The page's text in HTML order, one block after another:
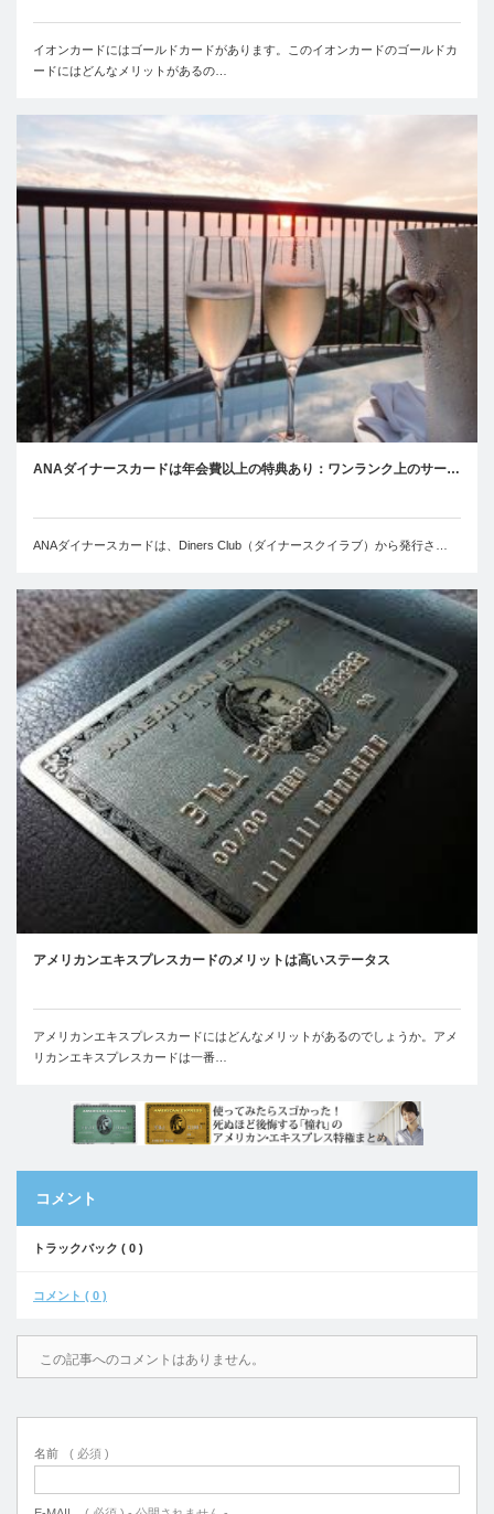
イオンカードにはゴールドカードがあります。このイオンカードのゴールドカ
ードにはどんなメリットがあるの…
ANAダイナースカードは年会費以上の特典あり：ワンランク上のサー…
ANAダイナースカードは、Diners Club（ダイナースクイラブ）から発行さ…
アメリカンエキスプレスカードのメリットは高いステータス
アメリカンエキスプレスカードにはどんなメリットがあるのでしょうか。アメ
リカンエキスプレスカードは一番…
コメント
トラックバック ( 0 )
コメント ( 0 )
この記事へのコメントはありません。
名前 ( 必須 )